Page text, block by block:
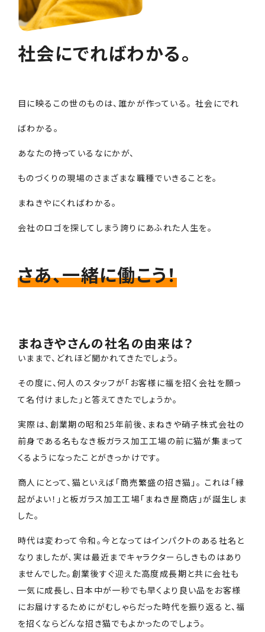
社会にでればわかる。
目に映るこの世のものは、誰かが作っている。 社会にでれ
ばわかる。
あなたの持っているなにかが、
ものづくりの現場のさまざまな職種でいきることを。
まねきやにくればわかる。
会社のロゴを探してしまう誇りにあふれた人生を。
さあ、一緒に働こう！
まねきやさんの社名の由来は？
いままで、どれほど聞かれてきたでしょう。
その度に、何人のスタッフが「お客様に福を招く会社を願っ
て名付けました」と答えてきたでしょうか。
実際は、創業期の昭和25年前後、まねきや硝子株式会社の
前身である名もなき板ガラス加工工場の前に猫が集まって
くるようになったことがきっかけです。
商人にとって、猫といえば「商売繁盛の招き猫」。 これは「縁
起がよい！」と板ガラス加工工場「まねき屋商店」が誕生しま
した。
時代は変わって令和。今となってはインパクトのある社名と
なりましたが、実は最近までキャラクターらしきものはあり
ませんでした。創業後すぐ迎えた高度成長期と共に会社も
一気に成長し、日本中が一秒でも早くより良い品をお客様
にお届けするためにがむしゃらだった時代を振り返ると、福
を招くならどんな招き猫でもよかったのでしょう。